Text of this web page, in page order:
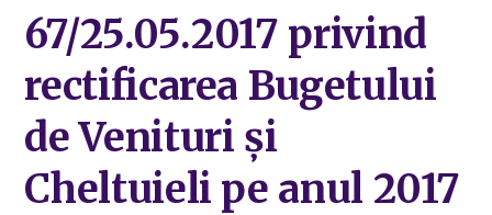
67/25.05.2017 privind
rectificarea Bugetului
de Venituri și
Cheltuieli pe anul 2017